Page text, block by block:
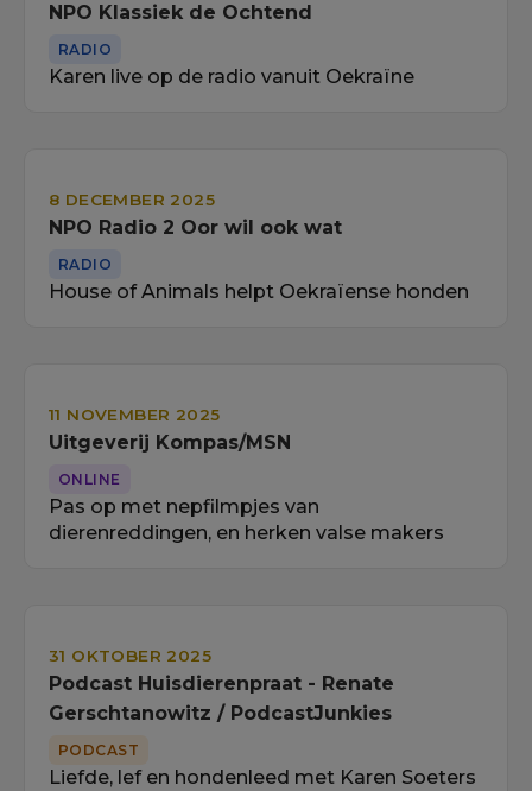
NPO Klassiek de Ochtend
RADIO
Karen live op de radio vanuit Oekraïne
8 DECEMBER 2025
NPO Radio 2 Oor wil ook wat
RADIO
House of Animals helpt Oekraïense honden
11 NOVEMBER 2025
Uitgeverij Kompas/MSN
ONLINE
Pas op met nepfilmpjes van
dierenreddingen, en herken valse makers
31 OKTOBER 2025
Podcast Huisdierenpraat - Renate
Gerschtanowitz / PodcastJunkies
PODCAST
Liefde, lef en hondenleed met Karen Soeters